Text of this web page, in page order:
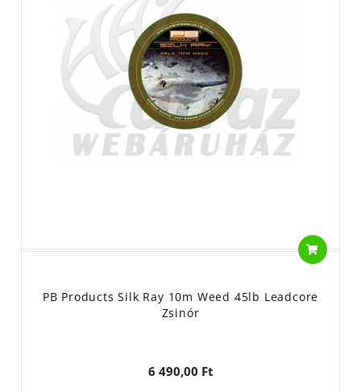
PB Products Silk Ray 10m Weed 45lb Leadcore
Zsinór
6 490,00 Ft